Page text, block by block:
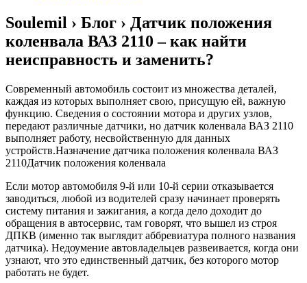
Soulemil › Блог › Датчик положения
коленвала ВАЗ 2110 – как найти
неисправность и заменить?
Современный автомобиль состоит из множества деталей,
каждая из которых выполняет свою, присущую ей, важную
функцию. Сведения о состоянии мотора и других узлов,
передают различные датчики, но датчик коленвала ВАЗ 2110
выполняет работу, несвойственную для данных
устройств.Назначение датчика положения коленвала ВАЗ
2110Датчик положения коленвала
Если мотор автомобиля 9-й или 10-й серии отказывается
заводиться, любой из водителей сразу начинает проверять
систему питания и зажигания, а когда дело доходит до
обращения в автосервис, там говорят, что вышел из строя
ДПКВ (именно так выглядит аббревиатура полного названия
датчика). Недоумение автовладельцев развеивается, когда они
узнают, что это единственный датчик, без которого мотор
работать не будет.